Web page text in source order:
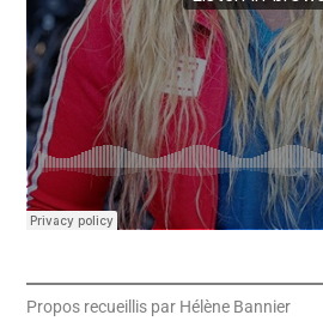
Propos recueillis par Hélène Bannier